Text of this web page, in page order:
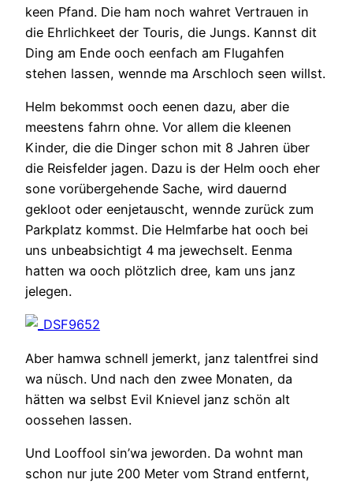
keen Pfand. Die ham noch wahret Vertrauen in
die Ehrlichkeet der Touris, die Jungs. Kannst dit
Ding am Ende ooch eenfach am Flugahfen
stehen lassen, wennde ma Arschloch seen willst.
Helm bekommst ooch eenen dazu, aber die
meestens fahrn ohne. Vor allem die kleenen
Kinder, die die Dinger schon mit 8 Jahren über
die Reisfelder jagen. Dazu is der Helm ooch eher
sone vorübergehende Sache, wird dauernd
gekloot oder eenjetauscht, wennde zurück zum
Parkplatz kommst. Die Helmfarbe hat ooch bei
uns unbeabsichtigt 4 ma jewechselt. Eenma
hatten wa ooch plötzlich dree, kam uns janz
jelegen.
Aber hamwa schnell jemerkt, janz talentfrei sind
wa nüsch. Und nach den zwee Monaten, da
hätten wa selbst Evil Knievel janz schön alt
oossehen lassen.
Und Looffool sin’wa jeworden. Da wohnt man
schon nur jute 200 Meter vom Strand entfernt,